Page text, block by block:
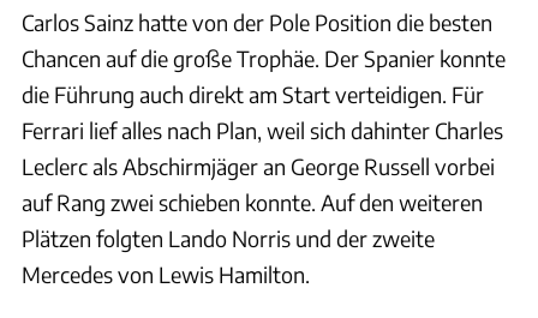
Carlos Sainz hatte von der Pole Position die besten
Chancen auf die große Trophäe. Der Spanier konnte
die Führung auch direkt am Start verteidigen. Für
Ferrari lief alles nach Plan, weil sich dahinter Charles
Leclerc als Abschirmjäger an George Russell vorbei
auf Rang zwei schieben konnte. Auf den weiteren
Plätzen folgten Lando Norris und der zweite
Mercedes von Lewis Hamilton.